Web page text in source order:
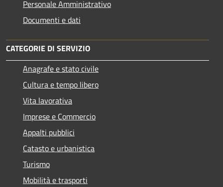
Personale Amministrativo
Documenti e dati
CATEGORIE DI SERVIZIO
Anagrafe e stato civile
Cultura e tempo libero
Vita lavorativa
Imprese e Commercio
Appalti pubblici
Catasto e urbanistica
Turismo
Mobilità e trasporti